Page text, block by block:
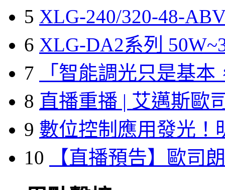
5 XLG-240/320-48-
6 XLG-DA2系列
7
「智能調光只是基本
8 直播重播 | 艾邁斯歐
9 數位控制應用發光！
10
【直播預告】歐司